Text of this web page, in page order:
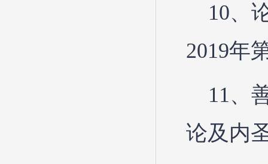
10、
2019年
11、
论及内